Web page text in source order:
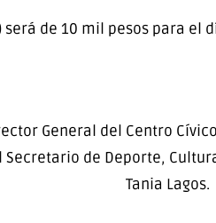
de 10 mil pesos para
General del Centro
de Deporte,
Tania Lagos.